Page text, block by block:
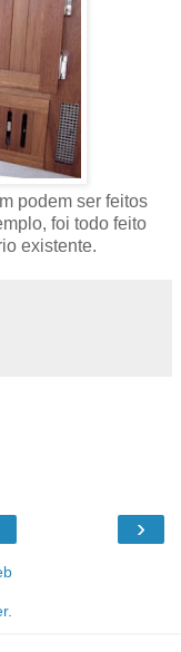
podem ser feitos
foi todo feito
existente.
›
.